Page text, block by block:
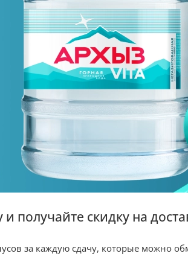
получайте скидку на
за каждую сдачу, которые можно